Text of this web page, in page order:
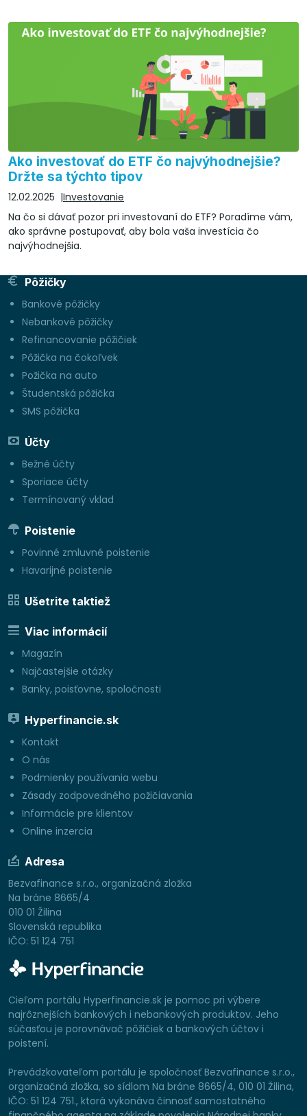
Ako investovať do ETF čo najvýhodnejšie?
Držte sa týchto tipov
12.02.2025
Investovanie
Na čo si dávať pozor pri investovaní do ETF? Poradíme vám,
ako správne postupovať, aby bola vaša investícia čo
najvýhodnejšia.
Pôžičky
Bankové pôžičky
Nebankové pôžičky
Refinancovanie pôžičiek
Pôžička na čokoľvek
Požička na auto
Študentská pôžička
SMS pôžička
Účty
Bežné účty
Sporiace účty
Termínovaný vklad
Poistenie
Povinné zmluvné poistenie
Havarijné poistenie
Ušetrite taktiež
Viac informácií
Magazín
Najčastejšie otázky
Banky, poisťovne, spoločnosti
Hyperfinancie.sk
Kontakt
O nás
Podmienky používania webu
Zásady zodpovedného požičiavania
Informácie pre klientov
Online inzercia
Adresa
Bezvafinance s.r.o., organizačná zložka
Na bráne 8665/4
010 01 Žilina
Slovenská republika
IČO: 51 124 751
Cieľom portálu Hyperfinancie.sk je pomoc pri výbere
najrôznejších bankových i nebankových produktov. Jeho
súčasťou je porovnávač pôžičiek a bankových účtov i
poistení.
Prevádzkovateľom portálu je spoločnosť Bezvafinance s.r.o.,
organizačná zložka, so sídlom Na bráne 8665/4, 010 01 Žilina,
IČO: 51 124 751., ktorá vykonáva činnosť samostatného